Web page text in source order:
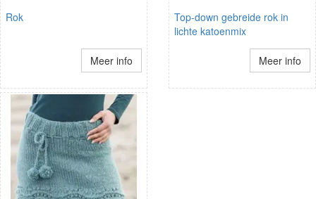
Rok
Meer info
Top-down gebreide rok in
lichte katoenmix
Meer info